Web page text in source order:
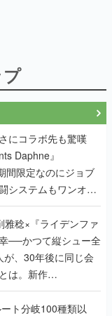
にコラボ先も驚嘆
Daphne』
間限定なのにジョブ
システムもワンオフ
両ディレクターに聞
雅稔×『ライデンファ
──かつて縦シュー全
、30年後に同じ会
は。新作
』で初タッグを組
訊く開発秘話
ト分岐100種類以